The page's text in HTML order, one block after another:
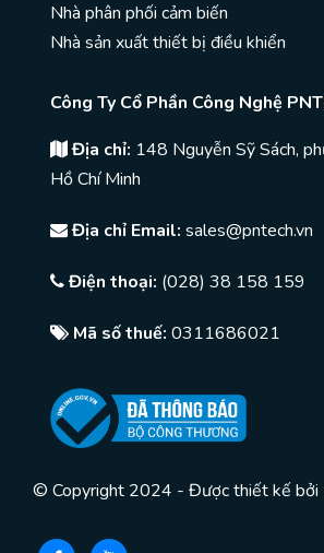
Nhà phân phối cảm biến
Nhà sản xuất thiết bị điều khiển
Công Ty Cổ Phần Công Nghệ
Địa chỉ: 148 Nguyễn Sỹ Sách,
Hồ Chí Minh
Địa chỉ Email: sales@pntech.vn
Điện thoại: (028) 38 158 159
Mã số thuế: 0311686021
© Copyright 2024 - Được thiết kế bởi